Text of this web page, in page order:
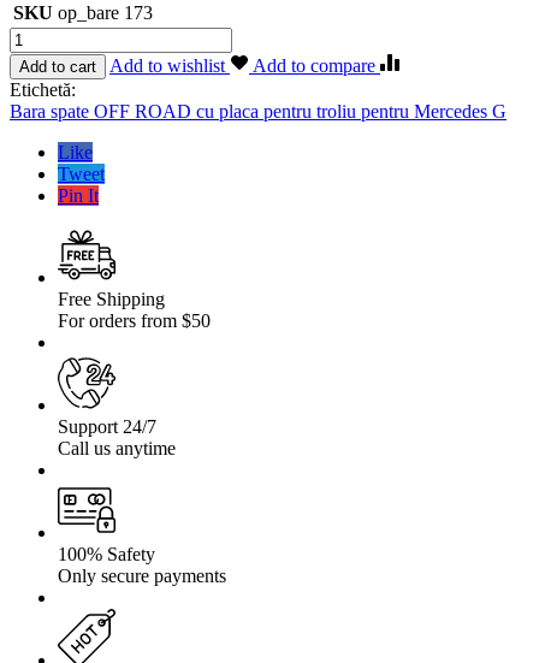
SKU op_bare 173
Cantitate
Bara
spate
OFF
ROAD
Mercedes
Add to cart Add to wishlist
Add to compare
Etichetă:
Bara spate OFF ROAD cu placa pentru troliu pentru Mercedes G
Like
Tweet
Pin It
Free Shipping
For orders from $50
Support 24/7
Call us anytime
100% Safety
Only secure payments